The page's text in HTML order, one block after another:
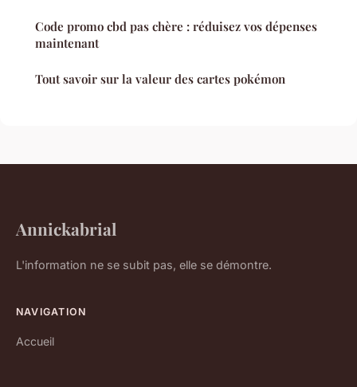
Code promo cbd pas chère : réduisez vos dépenses
maintenant
Tout savoir sur la valeur des cartes pokémon
Annickabrial
L'information ne se subit pas, elle se démontre.
NAVIGATION
Accueil